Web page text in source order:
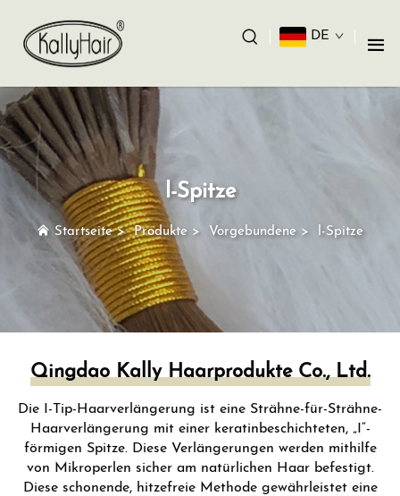
DE
l-Spitze
Startseite>Produkte > Vorgebundene > l-Spitze
Qingdao Kally Haarprodukte Co., Ltd.
Die I-Tip-Haarverlängerung ist eine Strähne-für-Strähne-
Haarverlängerung mit einer keratinbeschichteten, „I“-
förmigen Spitze. Diese Verlängerungen werden mithilfe
von Mikroperlen sicher am natürlichen Haar befestigt.
Diese schonende, hitzefreie Methode gewährleistet eine